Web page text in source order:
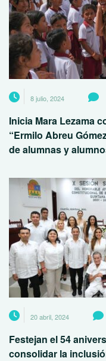
8 julio, 2024
Inicia Mara Lezama
“Ermilo Abreu
de alumnas y
20 abril, 2024
Festejan el 54
consolidar la